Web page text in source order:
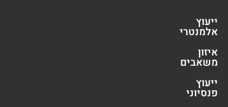
ייעוץ
אלמנטרי
איזון
משאבים
ייעוץ
פנסיוני